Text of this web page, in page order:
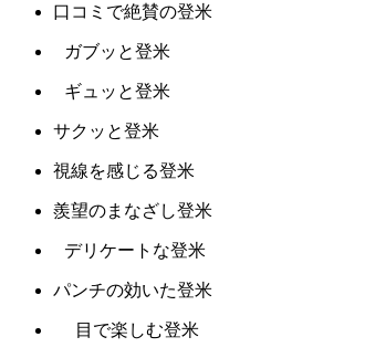
口コミで絶賛の登米
ガブッと登米
ギュッと登米
サクッと登米
視線を感じる登米
羨望のまなざし登米
デリケートな登米
パンチの効いた登米
目で楽しむ登米